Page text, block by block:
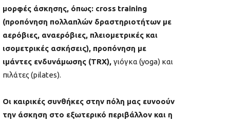
μορφές άσκησης, όπως: cross training
(προπόνηση πολλαπλών δραστηριοτήτων με
αερόβιες, αναερόβιες, πλειομετρικές και
ισομετρικές ασκήσεις), προπόνηση με
ιμάντες ενδυνάμωσης (TRX), γιόγκα (yoga) και
πιλάτες (pilates).
Οι καιρικές συνθήκες στην πόλη μας ευνοούν
την άσκηση στο εξωτερικό περιβάλλον και η